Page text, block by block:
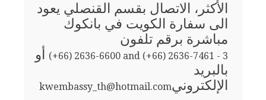
الأكثر، الاتصال بقسم القنصلي يعود
الى سفارة الكويت في بانكوك
مباشرة برقم تلفون
(+66) 2636-6600 and (+66) 2636-7461 - 3 أو
بالبريد
الإلكترونيkwembassy_th@hotmail.com